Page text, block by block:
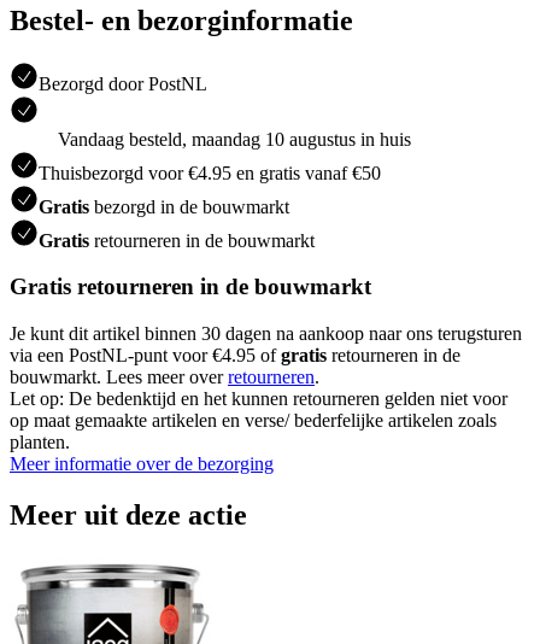
Bestel- en bezorginformatie
Bezorgd door PostNL
Vandaag besteld, maandag 10 augustus in huis
Thuisbezorgd voor €4.95 en gratis vanaf €50
Gratis bezorgd in de bouwmarkt
Gratis retourneren in de bouwmarkt
Gratis retourneren in de bouwmarkt
Je kunt dit artikel binnen 30 dagen na aankoop naar ons terugsturen
via een PostNL-punt voor €4.95 ofgratis retourneren in de
bouwmarkt. Lees meer overretourneren.
Let op: De bedenktijd en het kunnen retourneren gelden niet voor
op maat gemaakte artikelen en verse/ bederfelijke artikelen zoals
planten.
Meer informatie over de bezorging
Meer uit deze actie